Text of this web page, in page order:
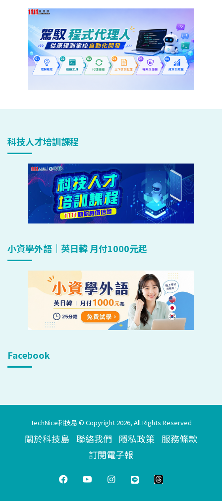
科技人才培訓課程
小資學外語｜英日韓 月付1000元起
Facebook
TechNice科技島 © Copyright 2026, All Rights Reserved
關於科技島 聯絡我們 隱私政策 服務條款
訂閱電子報